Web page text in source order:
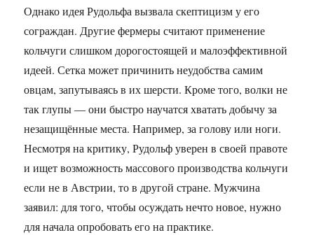
Однако идея Рудольфа вызвала скептицизм у его
сограждан. Другие фермеры считают применение
кольчуги слишком дорогостоящей и малоэффективной
идеей. Сетка может причинить неудобства самим
овцам, запутываясь в их шерсти. Кроме того, волки не
так глупы — они быстро научатся хватать добычу за
незащищённые места. Например, за голову или ноги.
Несмотря на критику, Рудольф уверен в своей правоте
и ищет возможность массового производства кольчуги
если не в Австрии, то в другой стране. Мужчина
заявил: для того, чтобы осуждать нечто новое, нужно
для начала опробовать его на практике.